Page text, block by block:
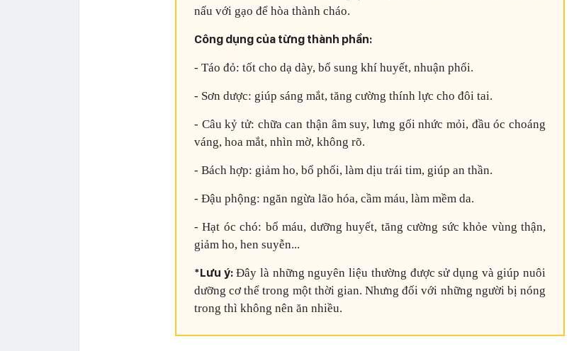
nấu với gạo để hòa thành cháo.
Công dụng của từng thành phần:
- Táo đỏ: tốt cho dạ dày, bổ sung khí huyết, nhuận phổi.
- Sơn dược: giúp sáng mắt, tăng cường thính lực cho đôi tai.
- Câu kỷ tử: chữa can thận âm suy, lưng gối nhức mỏi, đầu óc choáng
váng, hoa mắt, nhìn mờ, không rõ.
- Bách hợp: giảm ho, bổ phổi, làm dịu trái tim, giúp an thần.
- Đậu phộng: ngăn ngừa lão hóa, cầm máu, làm mềm da.
- Hạt óc chó: bổ máu, dưỡng huyết, tăng cường sức khỏe vùng thận,
giảm ho, hen suyễn...
*Lưu ý:Đây là những nguyên liệu thường được sử dụng và giúp nuôi
dưỡng cơ thể trong một thời gian. Nhưng đối với những người bị nóng
trong thì không nên ăn nhiều.